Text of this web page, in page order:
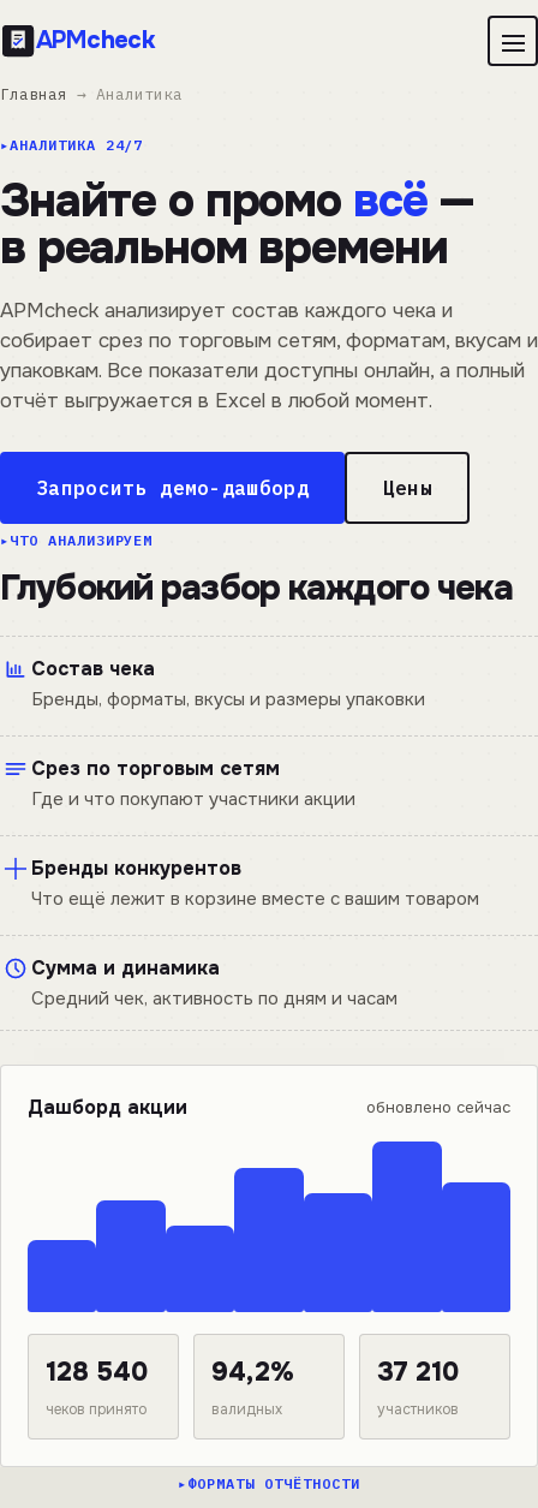
APMcheck
Главная → Аналитика
АНАЛИТИКА 24/7
Знайте о промо всё—
в реальном времени
APMcheck анализирует состав каждого чека и
собирает срез по торговым сетям, форматам, вкусам и
упаковкам. Все показатели доступны онлайн, а полный
отчёт выгружается в Excel в любой момент.
Запросить демо-дашборд Цены
ЧТО АНАЛИЗИРУЕМ
Глубокий разбор каждого чека
Состав чека
Бренды, форматы, вкусы и размеры упаковки
Срез по торговым сетям
Где и что покупают участники акции
Бренды конкурентов
Что ещё лежит в корзине вместе с вашим товаром
Сумма и динамика
Средний чек, активность по дням и часам
Дашборд акции обновлено сейчас
128 540
чеков принято
94,2%
валидных
37 210
участников
ФОРМАТЫ ОТЧЁТНОСТИ